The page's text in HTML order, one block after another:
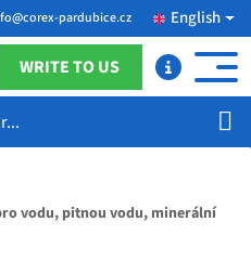
pardubice.cz English
WRITE TO US
vodu, pitnou vodu, minerální